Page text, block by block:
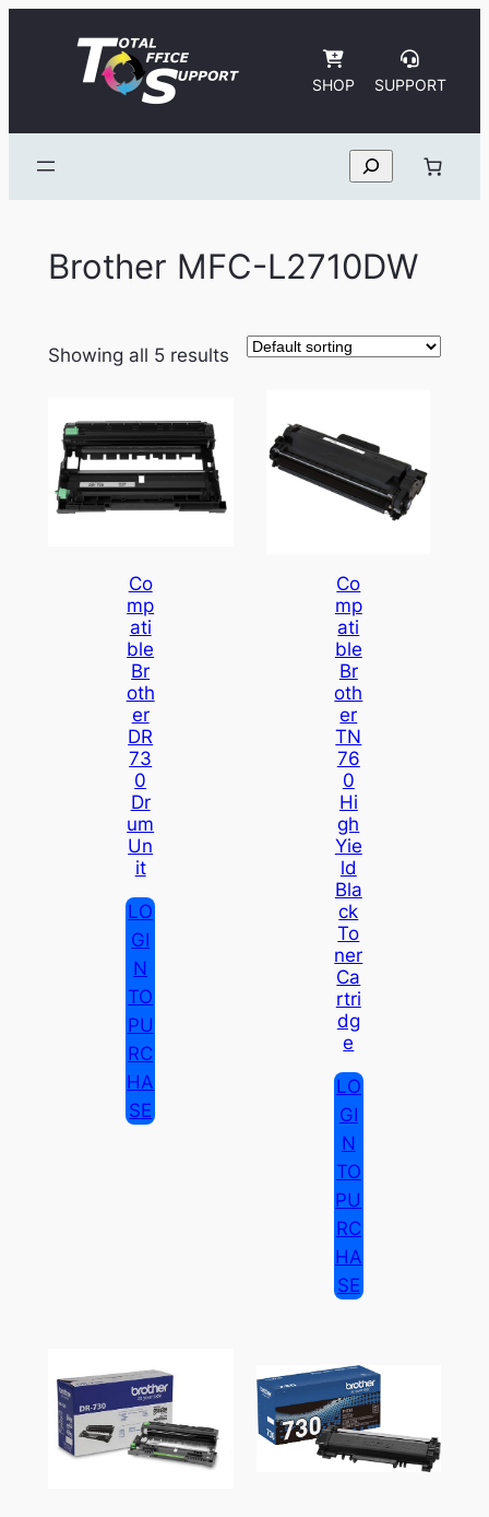
SHOP SUPPORT
Search
Brother MFC-L2710DW
Showing all 5 results
Co
Mp
Ati
Ble
Br
Oth
Er
DR
73
0
Dr
Um
Un
It
LO
GI
N
TO
PU
RC
HA
SE
Co
Mp
Ati
Ble
Br
Oth
Er
TN
76
0
Hi
Gh
Yie
Ld
Bla
Ck
To
Ner
Ca
Rtri
Dg
E
LO
GI
N
TO
PU
RC
HA
SE